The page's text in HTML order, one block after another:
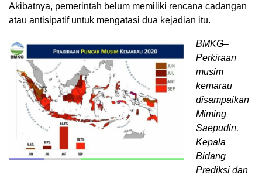
Akibatnya, pemerintah belum memiliki rencana cadangan
atau antisipatif untuk mengatasi dua kejadian itu.
BMKG–
Perkiraan
musim
kemarau
disampaikan
Miming
Saepudin,
Kepala
Bidang
Prediksi dan